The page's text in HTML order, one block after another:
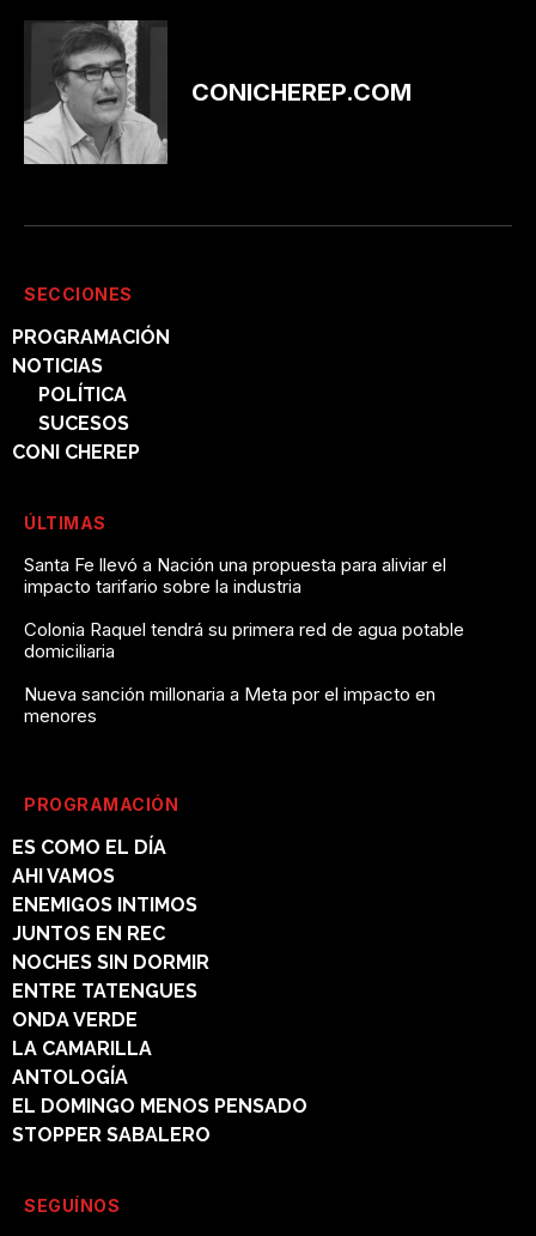
CONICHEREP.COM
SECCIONES
PROGRAMACIÓN
NOTICIAS
POLÍTICA
SUCESOS
CONI CHEREP
ÚLTIMAS
Santa Fe llevó a Nación una propuesta para aliviar el
impacto tarifario sobre la industria
Colonia Raquel tendrá su primera red de agua potable
domiciliaria
Nueva sanción millonaria a Meta por el impacto en
menores
PROGRAMACIÓN
ES COMO EL DÍA
AHI VAMOS
ENEMIGOS INTIMOS
JUNTOS EN REC
NOCHES SIN DORMIR
ENTRE TATENGUES
ONDA VERDE
LA CAMARILLA
ANTOLOGÍA
EL DOMINGO MENOS PENSADO
STOPPER SABALERO
SEGUÍNOS